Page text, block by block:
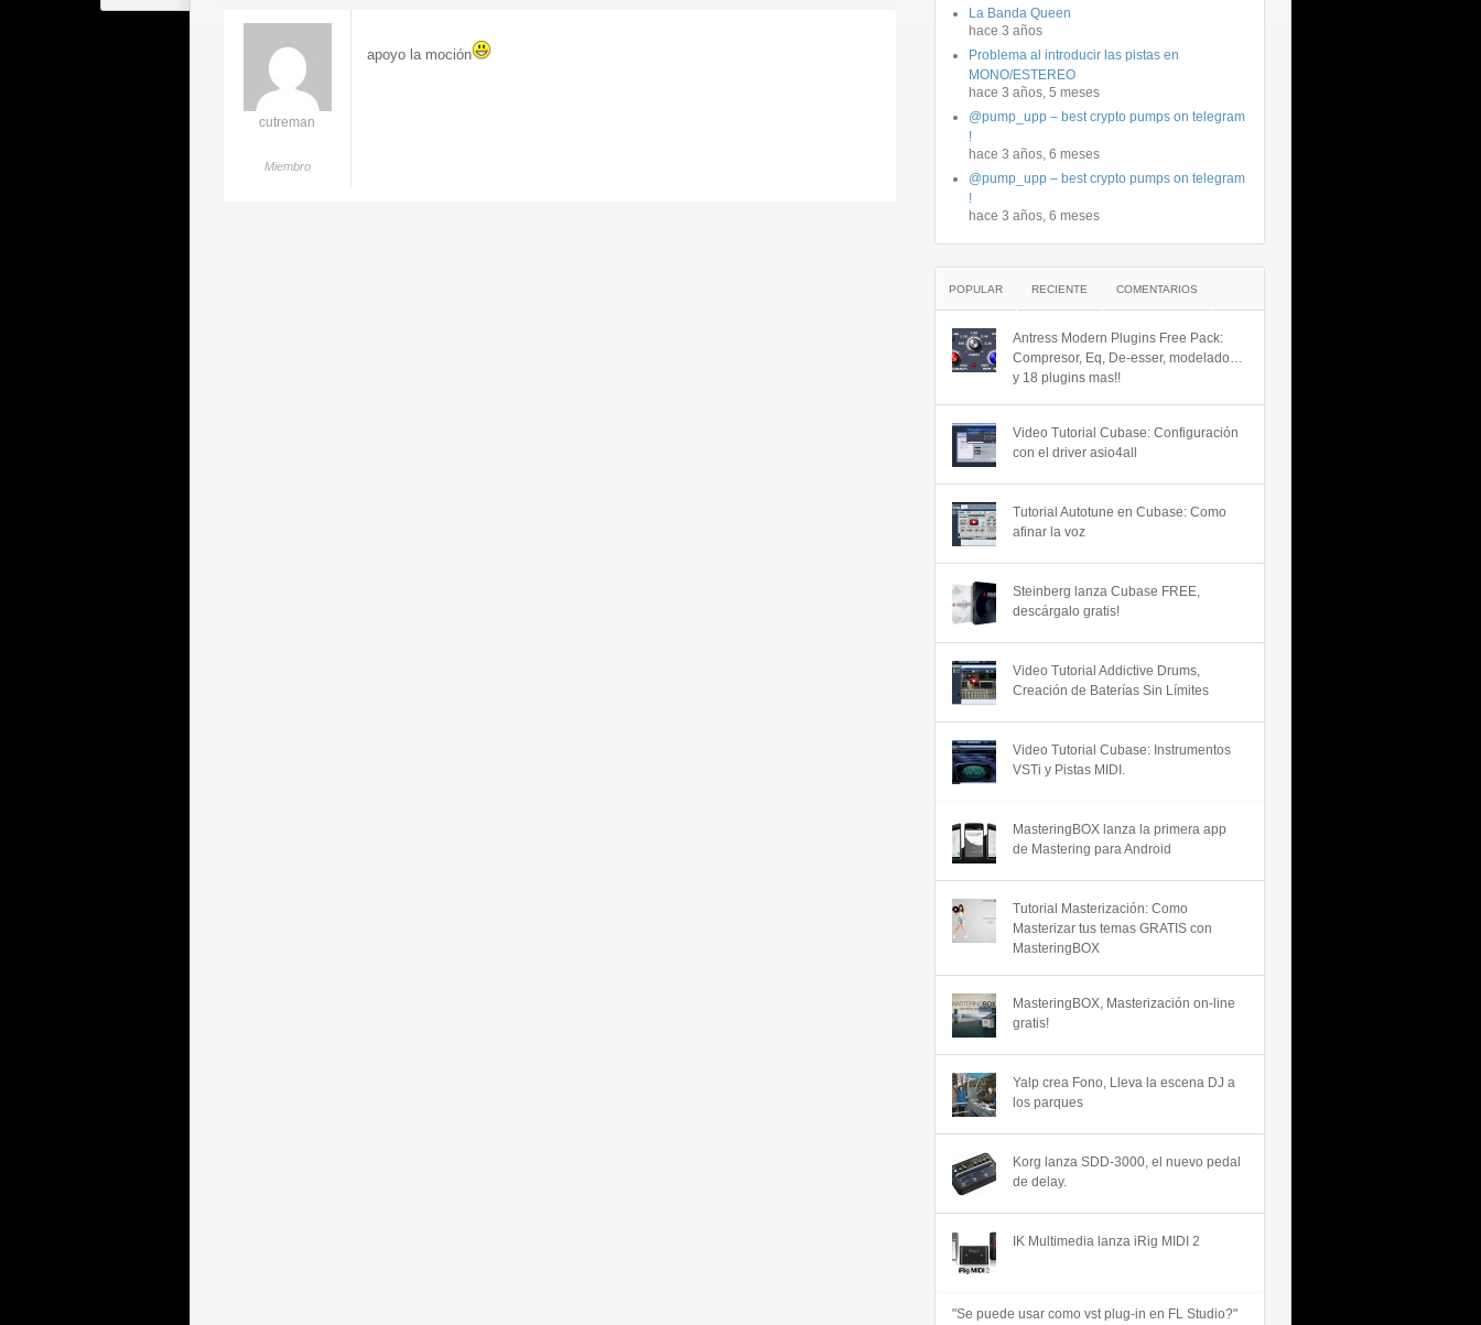
cutreman
Miembro
apoyo la moción
La Banda Queen
hace 3 años
Problema al introducir las pistas en
MONO/ESTEREO
hace 3 años, 5 meses
@pump_upp – best crypto pumps on telegram
!
hace 3 años, 6 meses
@pump_upp – best crypto pumps on telegram
!
hace 3 años, 6 meses
POPULAR RECIENTE COMENTARIOS
Antress Modern Plugins Free Pack:
Compresor, Eq, De-esser, modelado…
y 18 plugins mas!!
Video Tutorial Cubase: Configuración
con el driver asio4all
Tutorial Autotune en Cubase: Como
afinar la voz
Steinberg lanza Cubase FREE,
descárgalo gratis!
Video Tutorial Addictive Drums,
Creación de Baterías Sin Límites
Video Tutorial Cubase: Instrumentos
VSTi y Pistas MIDI.
MasteringBOX lanza la primera app
de Mastering para Android
Tutorial Masterización: Como
Masterizar tus temas GRATIS con
MasteringBOX
MasteringBOX, Masterización on-line
gratis!
Yalp crea Fono, Lleva la escena DJ a
los parques
Korg lanza SDD-3000, el nuevo pedal
de delay.
IK Multimedia lanza iRig MIDI 2
"Se puede usar como vst plug-in en FL Studio?"